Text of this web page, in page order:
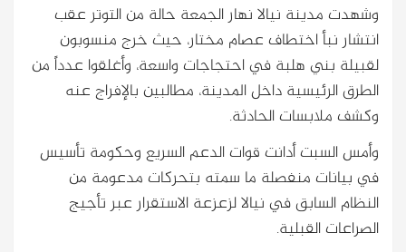
وشهدت مدينة نيالا نهار الجمعة حالة من التوتر عقب
انتشار نبأ اختطاف عصام مختار، حيث خرج منسوبون
لقبيلة بني هلبة في احتجاجات واسعة، وأغلقوا عدداً من
الطرق الرئيسية داخل المدينة، مطالبين بالإفراج عنه
وكشف ملابسات الحادثة.
وأمس السبت أدانت قوات الدعم السريع وحكومة تأسيس
في بيانات منفصلة ما سمته بتحركات مدعومة من
النظام السابق في نيالا لزعزعة الاستقرار عبر تأجيج
الصراعات القبلية.